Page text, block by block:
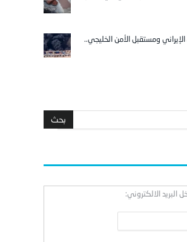
الإيراني ومستقبل الأمن الخليجي..
البريد الالكتروني: